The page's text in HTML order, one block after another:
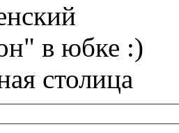
в юбке :)
столица